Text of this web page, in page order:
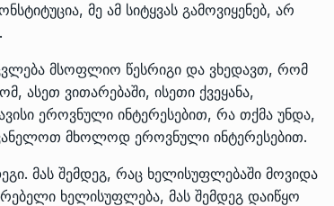
მე ამ სიტყვას გამოვიყენებ, არ
მსოფლიო წესრიგი და ვხედავთ, რომ
ასეთ ვითარებაში, ისეთი ქვეყანა,
ეროვნული ინტერესებით, რა თქმა უნდა,
მხოლოდ ეროვნული ინტერესებით.
მას შემდეგ, რაც ხელისუფლებაში მოვიდა
ხელისუფლება, მას შემდეგ დაიწყო